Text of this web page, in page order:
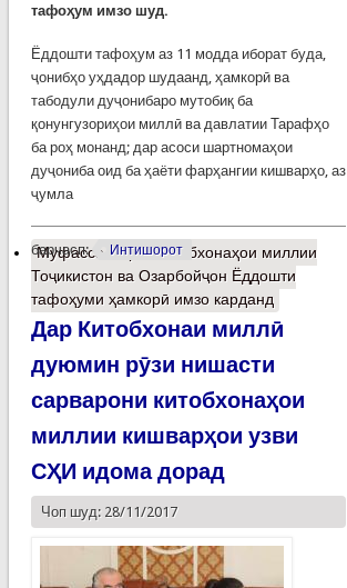
тафоҳум имзо шуд.
Ёддошти тафоҳум аз 11 модда иборат буда,
ҷонибҳо уҳдадор шудаанд, ҳамкорӣ ва
табодули дуҷонибаро мутобиқ ба
қонунгузориҳои миллӣ ва давлатии Тарафҳо
ба роҳ монанд; дар асоси шартномаҳои
дуҷониба оид ба ҳаёти фарҳангии кишварҳо, аз
ҷумла
барчасп: Интишорот
Муфассалтаро Китобхонаҳои миллии
Тоҷикистон ва Озарбойҷон Ёддошти
тафоҳуми ҳамкорӣ имзо карданд
Дар Китобхонаи миллӣ
дуюмин рӯзи нишасти
сарварони китобхонаҳои
миллии кишварҳои узви
СҲИ идома дорад
Чоп шуд: 28/11/2017